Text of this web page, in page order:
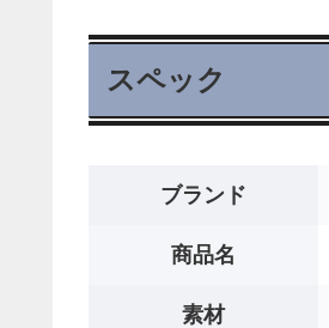
スペック
ブランド
商品名
素材